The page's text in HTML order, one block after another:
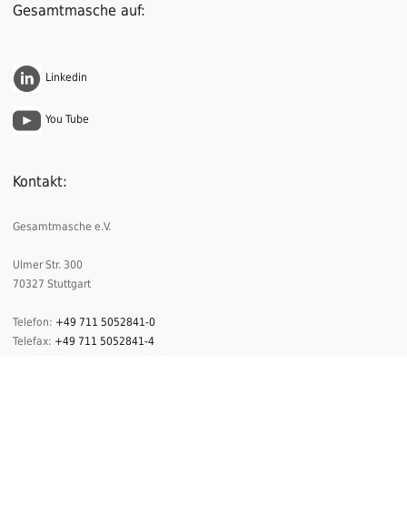
Gesamtmasche auf:
Linkedin
You Tube
Kontakt:
Gesamtmasche e.V.
Ulmer Str. 300
70327 Stuttgart
Telefon: +49 711 5052841-0
Telefax: +49 711 5052841-4
E-Mail:
info@gesamtmasche.de